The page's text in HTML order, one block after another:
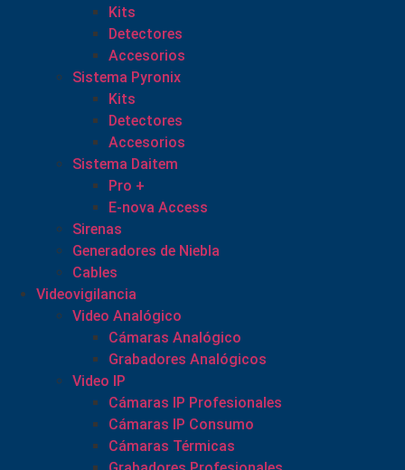
Kits
Detectores
Accesorios
Sistema Pyronix
Kits
Detectores
Accesorios
Sistema Daitem
Pro +
E-nova Access
Sirenas
Generadores de Niebla
Cables
Videovigilancia
Video Analógico
Cámaras Analógico
Grabadores Analógicos
Video IP
Cámaras IP Profesionales
Cámaras IP Consumo
Cámaras Térmicas